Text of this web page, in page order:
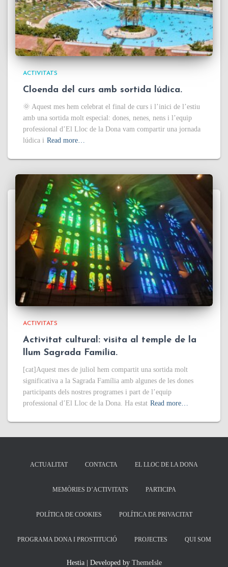
ACTIVITATS
Cloenda del curs amb sortida lúdica.
🌞 Aquest mes hem celebrat el final de curs i l’inici de l’estiu
amb una sortida molt especial: dones, nenes, nens i l’equip
professional d’El Lloc de la Dona vam compartir una jornada
lúdica i Read more…
ACTIVITATS
Activitat cultural: visita al temple de la
llum Sagrada Família.
[cat]Aquest mes de juliol hem compartit una sortida molt
significativa a la Sagrada Família amb algunes de les dones
participants dels nostres programes i part de l’equip
professional d’El Lloc de la Dona. Ha estat Read more…
ACTUALITAT CONTACTA EL LLOC DE LA DONA
MEMÒRIES D’ACTIVITATS PARTICIPA
POLÍTICA DE COOKIES POLÍTICA DE PRIVACITAT
PROGRAMA DONA I PROSTITUCIÓ PROJECTES QUI SOM
Hestia | Developed by ThemeIsle